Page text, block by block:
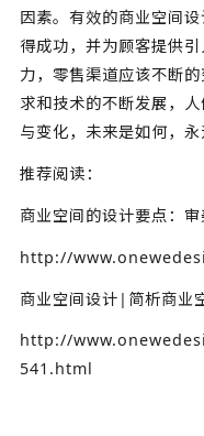
因素。有效的商业空间
得成功，并为顾客提供
力，零售渠道应该不断
求和技术的不断发展，
与变化，未来是如何，永
推荐阅读：
商业空间的设计要点：
http://
商业空间设计|简析商业
http://
541.html